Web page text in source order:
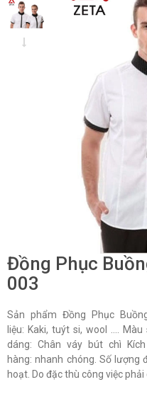
Đồng Phục
003
Sản phẩm Đồng Phục
liệu: Kaki, tuýt si, wool ….
dáng: Chân váy bút chì
hàng: nhanh chóng. Số lượng
hoạt. Do đặc thù công việc